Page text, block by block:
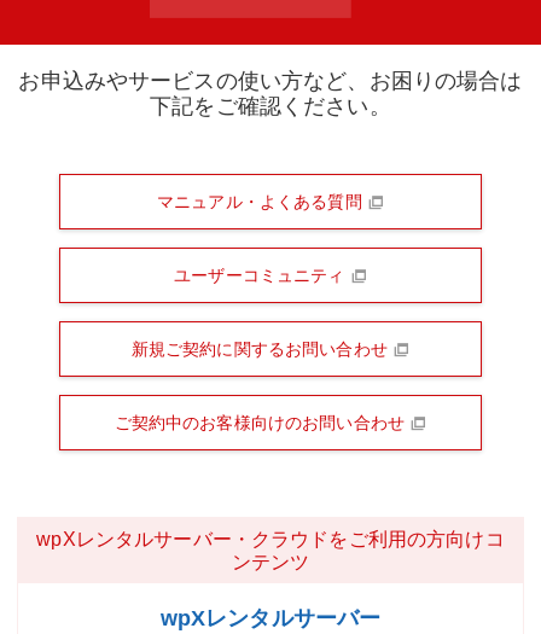
お申込みやサービスの使い方など、お困りの場合は
下記をご確認ください。
マニュアル・よくある質問
ユーザーコミュニティ
新規ご契約に関するお問い合わせ
ご契約中のお客様向けのお問い合わせ
wpXレンタルサーバー・クラウドをご利用の方向けコ
ンテンツ
wpXレンタルサーバー